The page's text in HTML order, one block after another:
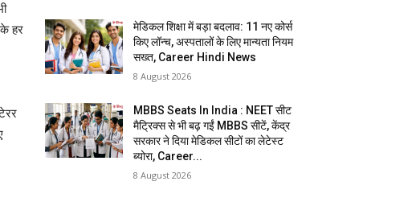
के हर
मेडिकल शिक्षा में बड़ा बदलाव: 11 नए कोर्स
किए लॉन्च, अस्पतालों के लिए मान्यता नियम
सख्त, Career Hindi News
8 August 2026
MBBS Seats In India : NEET सीट
मैट्रिक्स से भी बढ़ गईं MBBS सीटें, केंद्र
सरकार ने दिया मेडिकल सीटों का लेटेस्ट
ब्योरा, Career...
8 August 2026